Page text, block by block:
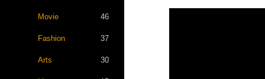
Movie 46
Fashion 37
Arts 30